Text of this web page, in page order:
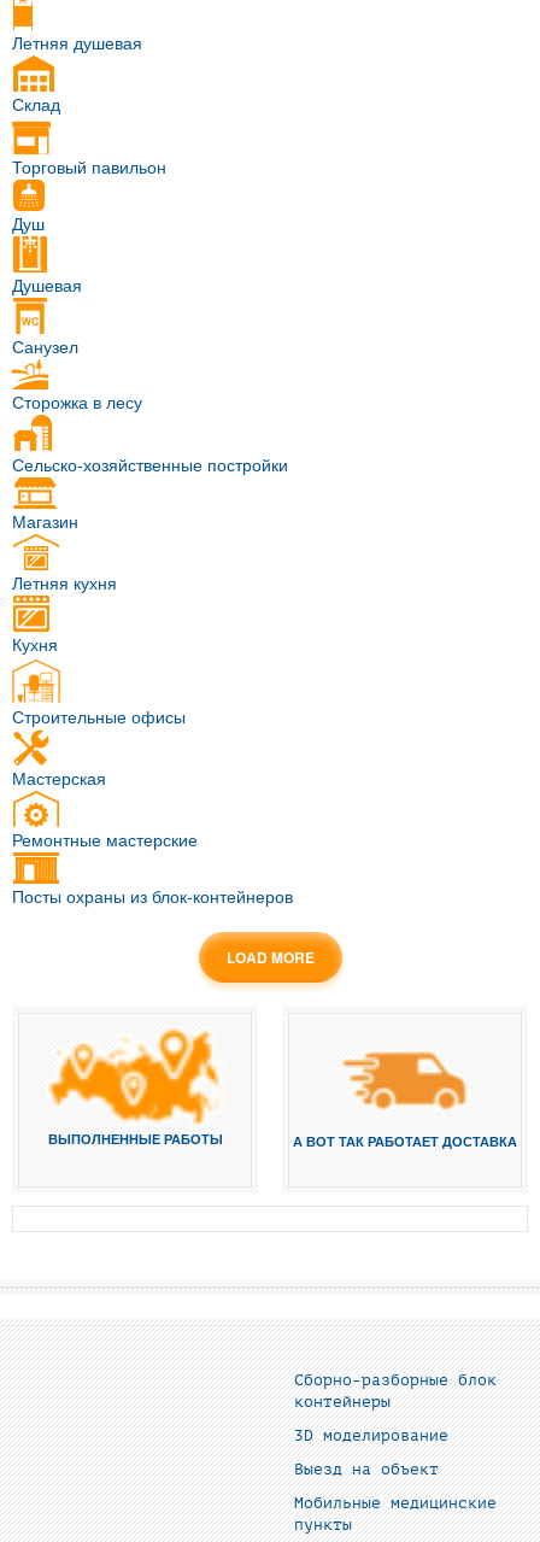
Летняя душевая
Склад
Торговый павильон
Душ
Душевая
Санузел
Сторожка в лесу
Сельско-хозяйственные постройки
Магазин
Летняя кухня
Кухня
Строительные офисы
Мастерская
Ремонтные мастерские
Посты охраны из блок-контейнеров
LOAD MORE
ВЫПОЛНЕННЫЕ РАБОТЫ А ВОТ ТАК РАБОТАЕТ ДОСТАВКА
Сборно-разборные блок
контейнеры
3D моделирование
Выезд на объект
Мобильные медицинские
пункты